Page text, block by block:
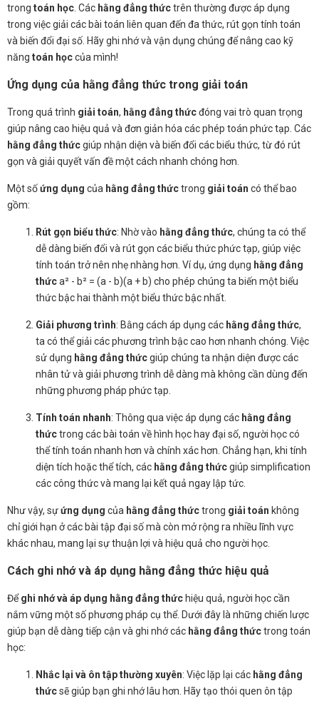
trong toán học . Các hằng đẳng thứctrên thường được áp dụng
trong việc giải các bài toán liên quan đến đa thức, rút gọn tính toán
và biến đổi đại số. Hãy ghi nhớ và vận dụng chúng để nâng cao kỹ
năng toán họccủa mình!
Ứng dụng của hằng đẳng thức trong giải toán
Trong quá trình giải toán, hằng đẳng thứcđóng vai trò quan trọng
giúp nâng cao hiệu quả và đơn giản hóa các phép toán phức tạp. Các
hằng đẳng thứcgiúp nhận diện và biến đổi các biểu thức, từ đó rút
gọn và giải quyết vấn đề một cách nhanh chóng hơn.
Một sốứng dụng của hằng đẳng thứctrong giải toán có thể bao
gồm:
Rút gọn biểu thức: Nhờ vào hằng đẳng thức, chúng ta có thể
dễ dàng biến đổi và rút gọn các biểu thức phức tạp, giúp việc
tính toán trở nên nhẹ nhàng hơn. Ví dụ, ứng dụng hằng đẳng
thứca² - b² = (a - b)(a + b) cho phép chúng ta biến một biểu
thức bậc hai thành một biểu thức bậc nhất.
Giải phương trình: Bằng cách áp dụng các hằng đẳng thức,
ta có thể giải các phương trình bậc cao hơn nhanh chóng. Việc
sử dụng hằng đẳng thứcgiúp chúng ta nhận diện được các
nhân tử và giải phương trình dễ dàng mà không cần dùng đến
những phương pháp phức tạp.
Tính toán nhanh: Thông qua việc áp dụng các hằng đẳng
thứctrong các bài toán về hình học hay đại số, người học có
thể tính toán nhanh hơn và chính xác hơn. Chẳng hạn, khi tính
diện tích hoặc thể tích, các hằng đẳng thứcgiúp simplification
các công thức và mang lại kết quả ngay lập tức.
Như vậy, sựứng dụng của hằng đẳng thứctrong giải toán không
chỉ giới hạn ở các bài tập đại số mà còn mở rộng ra nhiều lĩnh vực
khác nhau, mang lại sự thuận lợi và hiệu quả cho người học.
Cách ghi nhớ và áp dụng hằng đẳng thức hiệu quả
Đểghi nhớ và áp dụng hằng đẳng thức hiệu quả, người học cần
nắm vững một số phương pháp cụ thể. Dưới đây là những chiến lược
giúp bạn dễ dàng tiếp cận và ghi nhớ các hằng đẳng thứctrong toán
học:
Nhắc lại và ôn tập thường xuyên: Việc lặp lại các hằng đẳng
thứcsẽ giúp bạn ghi nhớ lâu hơn. Hãy tạo thói quen ôn tập